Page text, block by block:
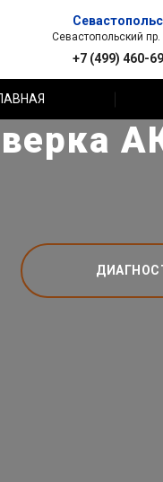
Севастопольский пр.
+7 (499) 460-